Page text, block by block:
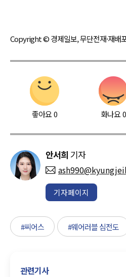
Copyright © 경제일보, 무단전재·재배
좋아요0 화나요0
안서희 기자
기자페이지
#씨어스 #웨어러블 심전도
관련기사